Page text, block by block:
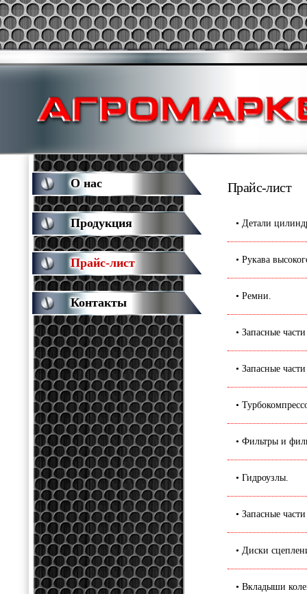
Прайс-лист
• Детали
• Рукава
• Ремни.
• Запасные
• Запасные
•
• Фильтры и
• Гидроузлы.
• Запасные
• Диски
• Вкладыши
О нас
Продукция
Прайс-лист
Контакты